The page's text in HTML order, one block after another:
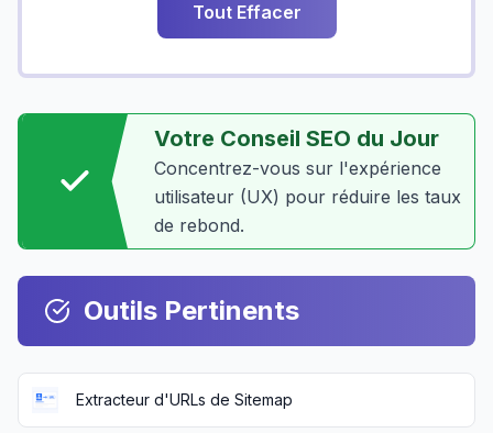
Tout Effacer
Votre Conseil SEO du Jour
Concentrez-vous sur l'expérience
utilisateur (UX) pour réduire les taux
de rebond.
Outils Pertinents
Extracteur d'URLs de Sitemap